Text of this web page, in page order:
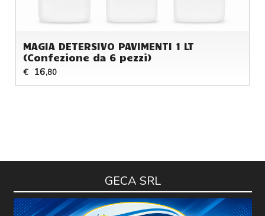
MAGIA DETERSIVO PAVIMENTI 1 LT
(Confezione da 6 pezzi)
€ 16,80
GECA SRL